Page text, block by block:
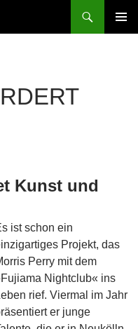
Kunst und
ist schon ein
Projekt, das
Perry mit dem
Nightclub« ins
rief. Viermal im Jahr
er junge